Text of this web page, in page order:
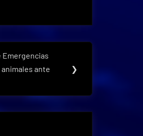
Emergencias
ante
❯